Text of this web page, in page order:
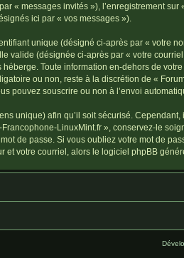
« messages invités »), l’enregistrement
ici par « vos messages »).
unique (désigné ci-après par « votre
valide (désignée ci-après par « votre
Toute information en-dehors de
ou non, reste à la discrétion de «
pouvez souscrire ou non à l’envoi
unique) afin qu’il soit sécurisé.
LinuxMint.fr », conservez-le
de passe. Si vous oubliez votre mot de
et votre courriel, alors le logiciel phpBB